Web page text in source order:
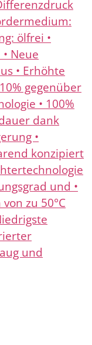
ölfrei •
Neue
• Erhöhte
gegenüber
• 100%
dank
•
konzipiert
und •
zu 50°C
und